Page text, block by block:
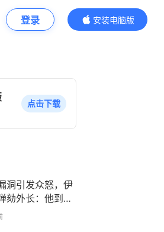
登录
安装电脑版
内容更精彩
点击下载
洞引发众怒，伊
劾外长：他到底
是美国间谍？